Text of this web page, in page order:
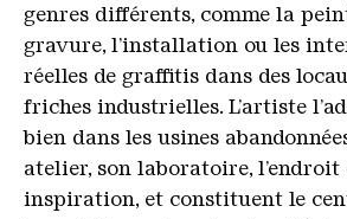
genres différents, comme la
gravure, l’installation ou les
réelles de graffitis dans des
friches industrielles. L’artiste
bien dans les usines
atelier, son laboratoire,
inspiration, et constituent le